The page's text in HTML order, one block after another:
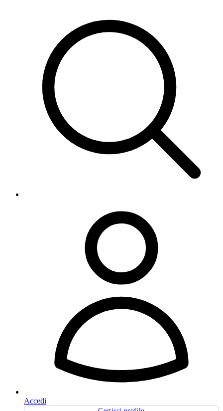
Accedi